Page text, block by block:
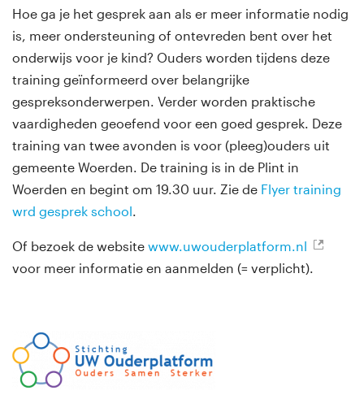
Hoe ga je het gesprek aan als er meer informatie nodig
is, meer ondersteuning of ontevreden bent over het
onderwijs voor je kind? Ouders worden tijdens deze
training geïnformeerd over belangrijke
gespreksonderwerpen. Verder worden praktische
vaardigheden geoefend voor een goed gesprek. Deze
training van twee avonden is voor (pleeg)ouders uit
gemeente Woerden. De training is in de Plint in
Woerden en begint om 19.30 uur. Zie de Flyer training
wrd gesprek school.
Of bezoek de website www.uwouderplatform.nl
voor meer informatie en aanmelden (= verplicht).